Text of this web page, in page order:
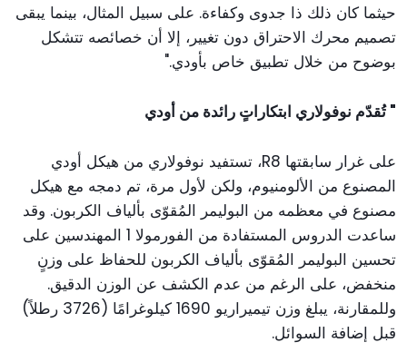
حيثما كان ذلك ذا جدوى وكفاءة. على سبيل المثال، بينما يبقى
تصميم محرك الاحتراق دون تغيير، إلا أن خصائصه تتشكل
بوضوح من خلال تطبيق خاص بأودي."
" تُقدّم نوفولاري ابتكاراتٍ رائدة من أودي
على غرار سابقتها R8، تستفيد نوفولاري من هيكل أودي
المصنوع من الألومنيوم، ولكن لأول مرة، تم دمجه مع هيكل
مصنوع في معظمه من البوليمر المُقوّى بألياف الكربون. وقد
ساعدت الدروس المستفادة من الفورمولا 1 المهندسين على
تحسين البوليمر المُقوّى بألياف الكربون للحفاظ على وزنٍ
منخفض، على الرغم من عدم الكشف عن الوزن الدقيق.
وللمقارنة، يبلغ وزن تيميراريو 1690 كيلوغرامًا (3726 رطلاً)
قبل إضافة السوائل.